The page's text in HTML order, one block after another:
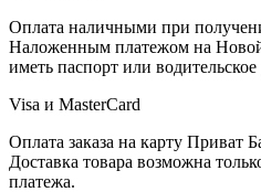
Оплата наличными при
Наложенным платежом на
иметь паспорт или водительское
Visa и MasterCard
Оплата заказа на карту Приват
Доставка товара возможна
платежа.